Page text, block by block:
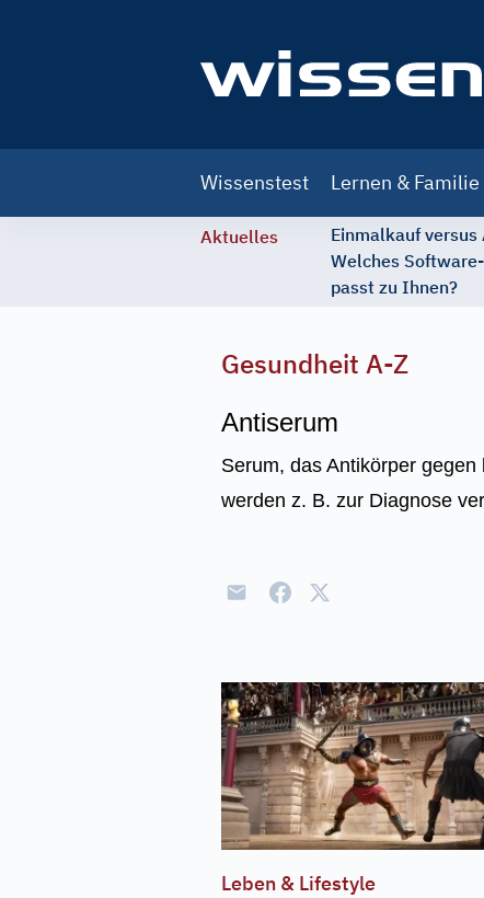
navigation
Wissenstest Lernen & Familie
Aktuelles
Einmalkauf versus
Welches
passt zu Ihnen?
Gesundheit A-Z
Antiserum
Serum, das Antikörper
werden z. B. zur Diagnose
Leben & Lifestyle